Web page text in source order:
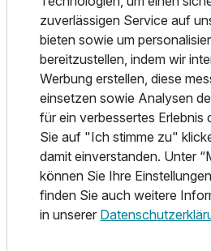
Veranstaltungssaal mit
Urbane Gemütlichkeit kommt in
zur Geltung:
Rooftop-Terrasse mit
Gegenstromanlage, zwei
Frühstücksterrasse,
und Fitnessbereich, klimatisierte
Schnellstes WLAN,
sind Standard.
Gastlichkeit auf höchstem Niveau.
zuverlässigen Service auf
bieten sowie um
bereitzustellen, indem wir
Werbung erstellen, diese
einsetzen sowie Analysen
für ein verbessertes Erlebnis
Sie auf "Ich stimme zu"
damit einverstanden. Unter
können Sie Ihre
finden Sie auch weitere
in unserer